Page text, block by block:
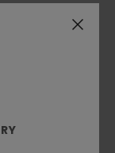
100 % Bio-